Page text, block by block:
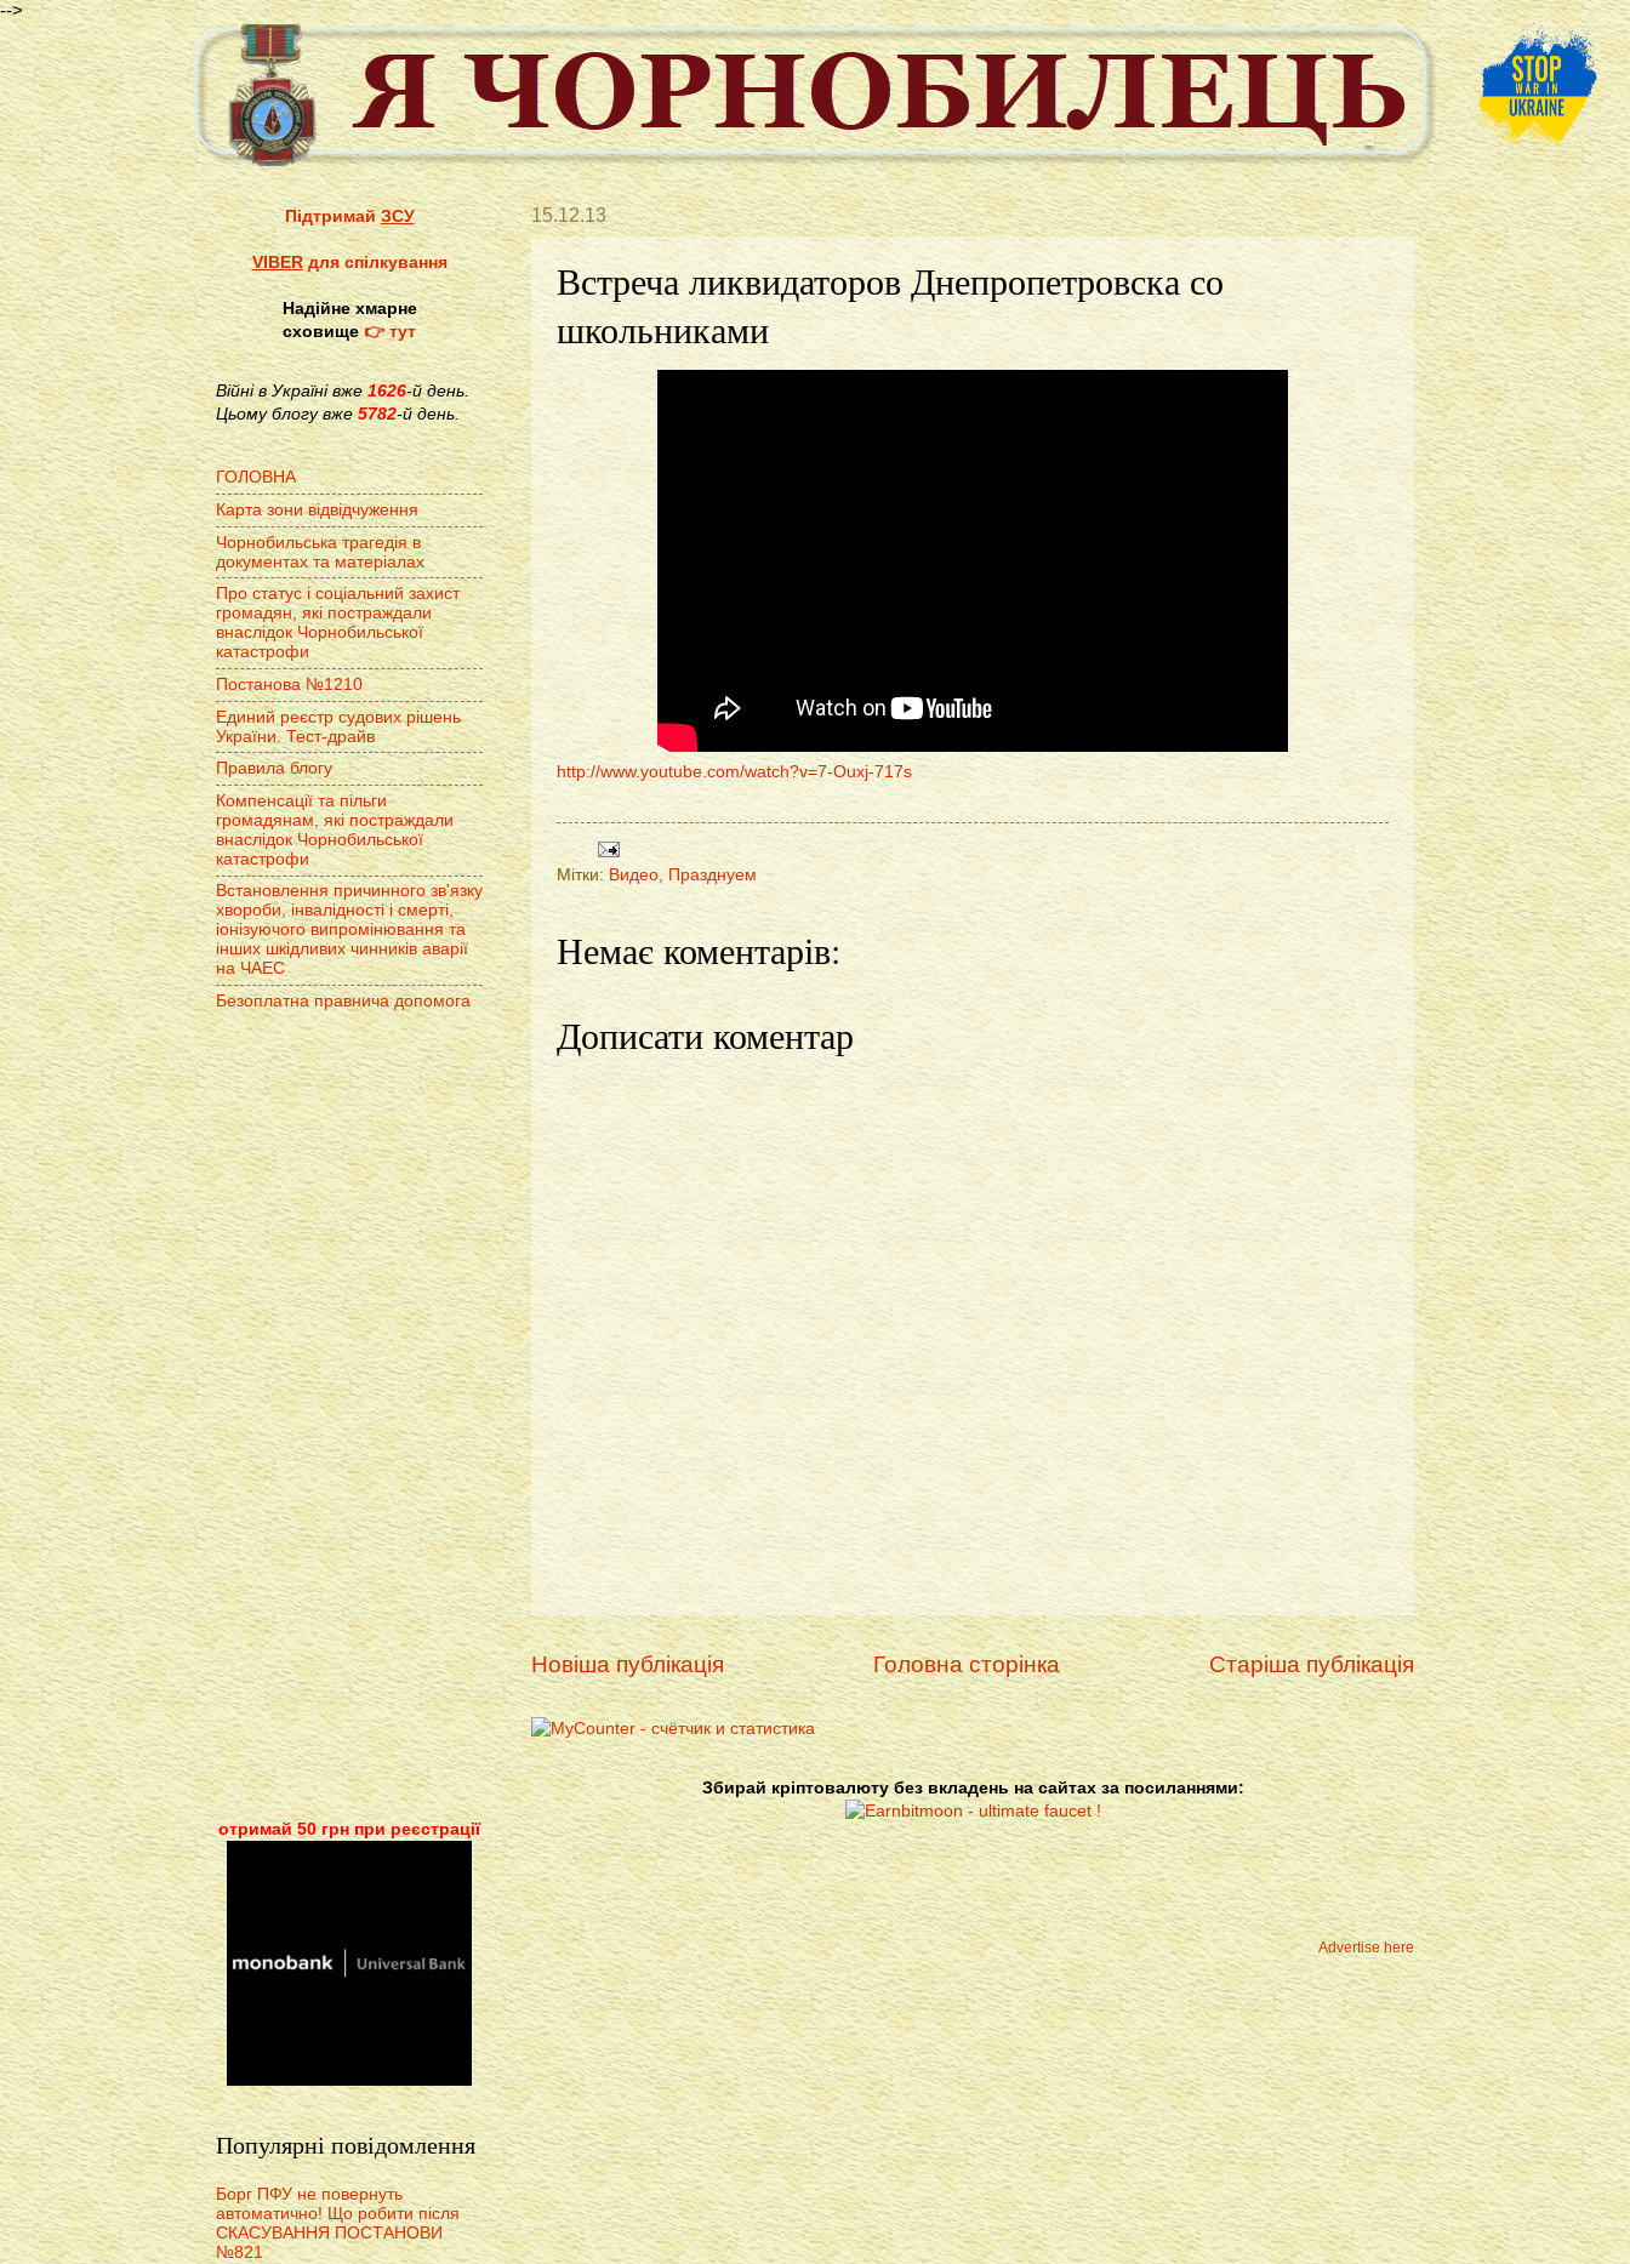
-->
15.12.13
Встреча ликвидаторов Днепропетровска со
школьниками
http://www.youtube.com/watch?v=7-Ouxj-717s
Мітки: Видео, Празднуем
Немає коментарів:
Дописати коментар
Новіша публікація Старіша публікація
Головна сторінка
Збирай кріптовалюту без вкладень на сайтах за посиланнями:
Advertise here
ПідтримайЗСУ
VIBERдля спілкування
Надійне хмарне
сховище👉 тут
Війні в Україні вже1626-й день.
Цьому блогу вже 5782-й день.
ГОЛОВНА
Карта зони відвідчуження
Чорнобильська трагедія в
документах та матеріалах
Про статус і соціальний захист
громадян, які постраждали
внаслідок Чорнобильської
катастрофи
Постанова №1210
Единий реєстр судових рішень
України. Тест-драйв
Правила блогу
Компенсації та пільги
громадянам, які постраждали
внаслідок Чорнобильської
катастрофи
Встановлення причинного зв'язку
хвороби, інвалідності і смерті,
іонізуючого випромінювання та
інших шкідливих чинників аварії
на ЧАЕС
Безоплатна правнича допомога
отримай 50 грн при реєстрації
Популярні повідомлення
Борг ПФУ не повернуть
автоматично! Що робити після
СКАСУВАННЯ ПОСТАНОВИ
№821